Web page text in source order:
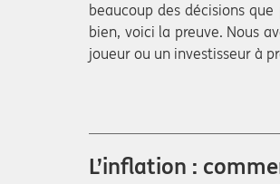
beaucoup des décisions
bien, voici la preuve. Nous
joueur ou un investisseur à
L’inflation :